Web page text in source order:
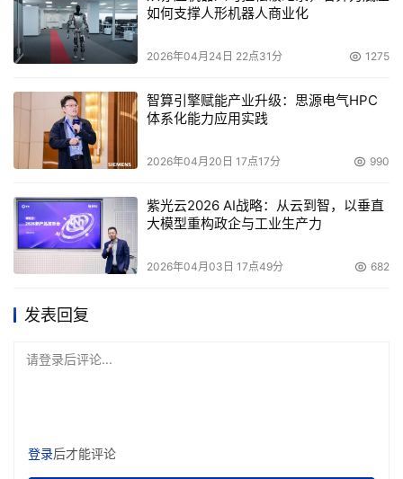
如何支撑人形机器人商业化
2026年04月24日 22点31分 1275
智算引擎赋能产业升级：思源电气HPC
体系化能力应用实践
2026年04月20日 17点17分 990
紫光云2026 AI战略：从云到智，以垂直
大模型重构政企与工业生产力
2026年04月03日 17点49分 682
发表回复
请登录后评论...
登录后才能评论